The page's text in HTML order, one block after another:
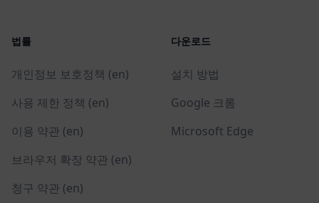
법률
개인정보 보호정책 (en)
사용 제한 정책 (en)
이용 약관 (en)
브라우저 확장 약관 (en)
청구 약관 (en)
다운로드
설치 방법
Google 크롬
Microsoft Edge